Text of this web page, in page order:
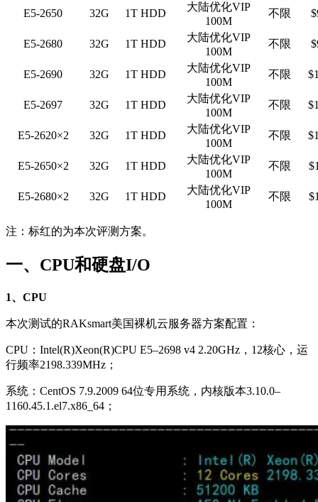
E5-2650 32G 1T HDD
大陆优化VIP
100M
不限
E5-2680 32G 1T HDD
大陆优化VIP
100M
不限
E5-2690 32G 1T HDD
大陆优化VIP
100M
不限
E5-2697 32G 1T HDD
大陆优化VIP
100M
不限
E5-2620×2 32G 1T HDD
大陆优化VIP
100M
不限
E5-2650×2 32G 1T HDD
大陆优化VIP
100M
不限
E5-2680×2 32G 1T HDD
大陆优化VIP
100M
不限
注：标红的为本次评测方案。
一、CPU和硬盘I/O
1、CPU
本次测试的RAKsmart美国裸机云服务器方案配置：
CPU：Intel(R)Xeon(R)CPU E5–2698 v4 2.20GHz，12核心，运
行频率2198.339MHz；
系统：CentOS 7.9.2009 64位专用系统，内核版本3.10.0–
1160.45.1.el7.x86_64；